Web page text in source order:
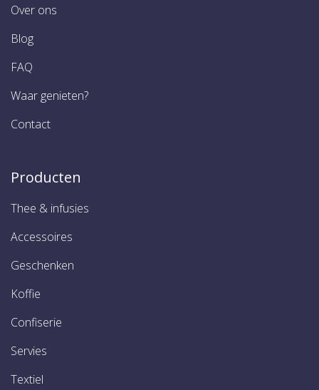
Over ons
Blog
FAQ
Waar genieten?
Contact
Producten
Thee & infusies
Accessoires
Geschenken
Koffie
Confiserie
Servies
Textiel